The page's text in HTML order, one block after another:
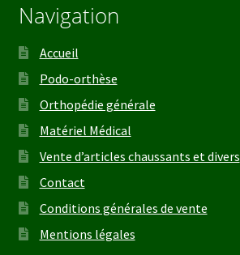
Navigation
Accueil
Podo-orthèse
Orthopédie générale
Matériel Médical
Vente d’articles chaussants et divers
Contact
Conditions générales de vente
Mentions légales